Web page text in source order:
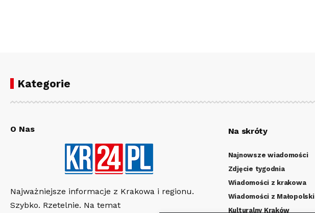
Kategorie
O Nas
Najważniejsze informacje z Krakowa i regionu.
Szybko. Rzetelnie. Na temat
Na skróty
Najnowsze wiadomości
Zdjęcie tygodnia
Wiadomości z krakowa
Wiadomości z Małopolski
Kulturalny Kraków